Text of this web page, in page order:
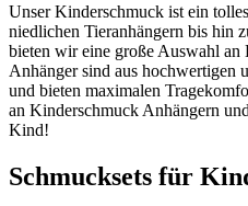
Unser Kinderschmuck ist ein
niedlichen Tieranhängern bis hin
bieten wir eine große Auswahl
Anhänger sind aus hochwertigen
und bieten maximalen
an Kinderschmuck Anhängern
Kind!
Schmucksets für